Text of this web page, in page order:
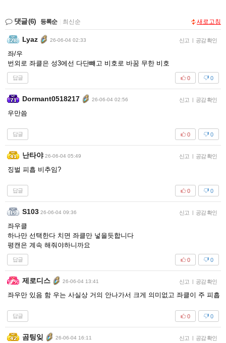
댓글(6) 등록순 최신순 새로고침
Lyaz 26-06-04 02:33 신고 | 공감 확인
좌/우
번외로 좌클은 성3에선 다단뺴고 비호로 바꿈 무한 비호
답글 0
0
Dormant0518217 26-06-04 02:56 신고 | 공감 확인
우만씀
답글 0
0
난타야 26-06-04 05:49 신고 | 공감 확인
징벌 피흡 비추임?
답글 0
0
S103 26-06-04 09:36 신고 | 공감 확인
좌우클
하나만 선택한다 치면 좌클만 넣을듯합니다
평캔은 계속 해줘야하니까요
답글 0
0
제로디스 26-06-04 13:41 신고 | 공감 확인
좌우만 있음 함 우는 사실상 거의 안나가서 크게 의미없고 좌클이 주 피흡
답글 0
0
곰팅잊 26-06-04 16:11 신고 | 공감 확인